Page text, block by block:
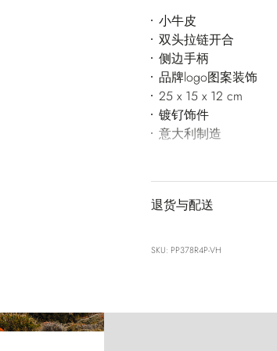
小牛皮
双头拉链开合
侧边手柄
品牌logo图案装饰
25 x 15 x 12 cm
镀钌饰件
意大利制造
退货与配送
SKU: PP378R4P-VH